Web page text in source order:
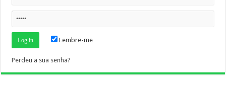
Lembre-me
Perdeu a sua senha?